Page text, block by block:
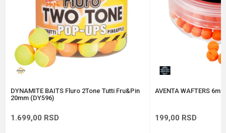
Anti-spam zaštita - izračunajte koliko je 2 + 3 :
POŠALJI
DYNAMITE BAITS Fluro 2Tone Tutti Fru&Pin
20mm (DY596)
1.699,00 RSD
AVENTA WAFTERS
199,00 RSD